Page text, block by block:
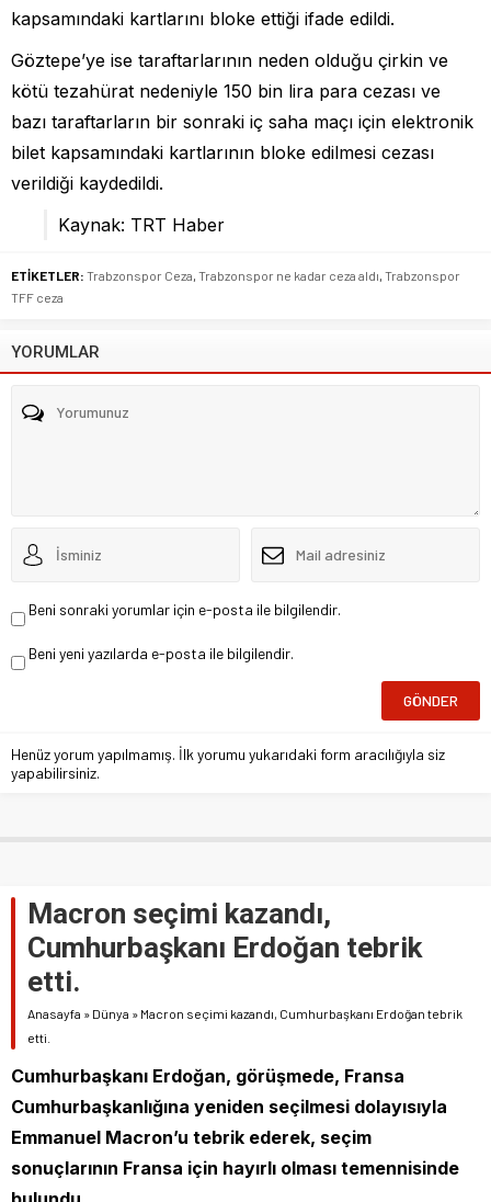
kapsamındaki kartlarını bloke ettiği ifade edildi.
Göztepe’ye ise taraftarlarının neden olduğu çirkin ve
kötü tezahürat nedeniyle 150 bin lira para cezası ve
bazı taraftarların bir sonraki iç saha maçı için elektronik
bilet kapsamındaki kartlarının bloke edilmesi cezası
verildiği kaydedildi.
Kaynak: TRT Haber
ETİKETLER: Trabzonspor Ceza Trabzonspor ne kadar ceza aldı Trabzonspor
TFF ceza
YORUMLAR
Beni sonraki yorumlar için e-posta ile bilgilendir.
Beni yeni yazılarda e-posta ile bilgilendir.
Henüz yorum yapılmamış. İlk yorumu yukarıdaki form aracılığıyla siz
yapabilirsiniz.
Macron seçimi kazandı,
Cumhurbaşkanı Erdoğan tebrik
etti.
Anasayfa » Dünya » Macron seçimi kazandı, Cumhurbaşkanı Erdoğan tebrik
etti.
Cumhurbaşkanı Erdoğan, görüşmede, Fransa
Cumhurbaşkanlığına yeniden seçilmesi dolayısıyla
Emmanuel Macron’u tebrik ederek, seçim
sonuçlarının Fransa için hayırlı olması temennisinde